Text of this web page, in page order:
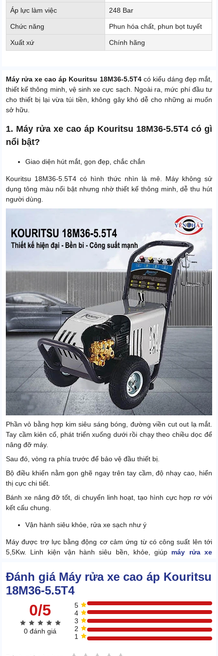
Áp lực làm việc 248 Bar
Chức năng Phun hóa chất, phun bọt tuyết
Xuất xứ Chính hãng
Máy rửa xe cao áp Kouritsu 18M36-5.5T4có kiểu dáng đẹp mắt,
thiết kế thông minh, vệ sinh xe cực sạch. Ngoài ra, mức phí đầu tư
cho thiết bị lại vừa túi tiền, không gây khó dễ cho những ai muốn
sở hữu.
1. Máy rửa xe cao áp Kouritsu 18M36-5.5T4 có gì
nổi bật?
Giao diện hút mắt, gọn đẹp, chắc chắn
Kouritsu 18M36-5.5T4 có hình thức nhìn là mê. Máy không sử
dụng tông màu nổi bật nhưng nhờ thiết kế thông minh, dễ thu hút
người dùng.
Phần vỏ bằng hợp kim siêu sáng bóng, đường viền cut out lạ mắt.
Tay cầm kiên cố, phát triển xuống dưới rồi chạy theo chiều dọc để
nâng đỡ máy.
Sau đó, vòng ra phía trước để bảo vệ đầu thiết bị.
Bộ điều khiển nằm gọn ghẽ ngay trên tay cầm, độ nhạy cao, hiển
thị cực chi tiết.
Bánh xe nâng đỡ tốt, di chuyển linh hoạt, tạo hình cực hợp rơ với
kết cấu chung.
Vận hành siêu khỏe, rửa xe sạch như ý
Máy được trợ lực bằng động cơ cảm ứng từ có công suất lên tới
5,5Kw. Linh kiện vận hành siêu bền, khỏe, giúp máy rửa xe
Đánh giá Máy rửa xe cao áp Kouritsu
18M36-5.5T4
0/5
0 đánh giá
5
4
3
2
1